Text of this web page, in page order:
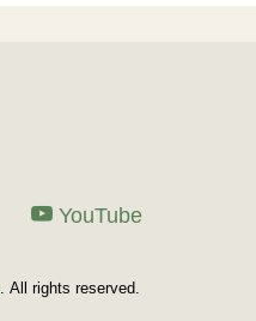
YouTube
. All rights reserved.